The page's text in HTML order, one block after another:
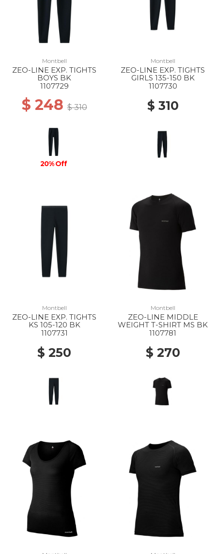
Montbell
ZEO-LINE EXP. TIGHTS
BOYS BK
1107729
$ 248$ 310
20% Off
Montbell
ZEO-LINE EXP. TIGHTS
GIRLS 135-150 BK
1107730
$ 310
Montbell
ZEO-LINE EXP. TIGHTS
KS 105-120 BK
1107731
$ 250
Montbell
ZEO-LINE MIDDLE
WEIGHT T-SHIRT MS BK
1107781
$ 270